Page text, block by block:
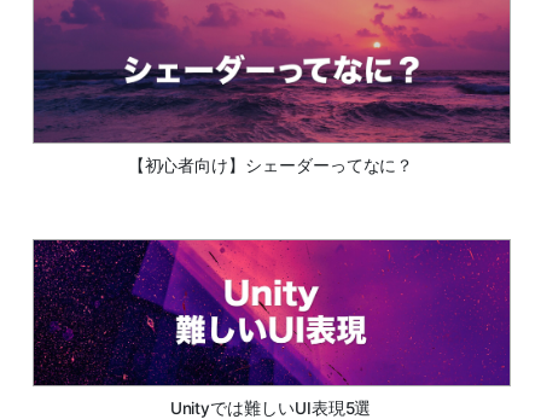
【初心者向け】シェーダーってなに？
Unityでは難しいUI表現5選